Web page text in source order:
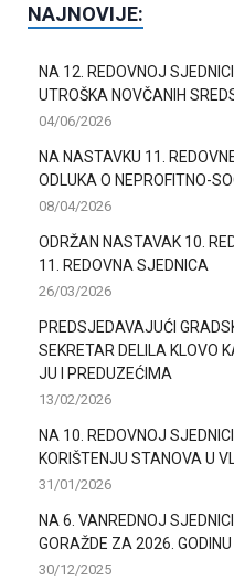
NAJNOVIJE:
NA 12. REDOVNOJ
UTROŠKA NOVČANIH
04/06/2026
NA NASTAVKU 11.
ODLUKA O NEPROFITNO-
08/04/2026
ODRŽAN NASTAVAK 10.
11. REDOVNA SJEDNICA
26/03/2026
PREDSJEDAVAJUĆI
SEKRETAR DELILA KLOVO
JU I PREDUZEĆIMA
13/02/2026
NA 10. REDOVNOJ
KORIŠTENJU STANOVA U
31/01/2026
NA 6. VANREDNOJ
GORAŽDE ZA 2026. GODINU
30/12/2025